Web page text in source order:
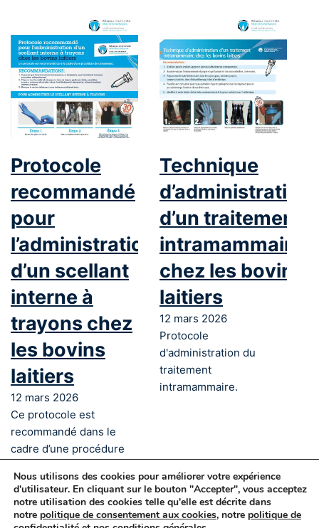
Protocole
recommandé
pour
l’administration
d’un scellant
interne à
trayons chez
les bovins
laitiers
12 mars 2026
Ce protocole est
recommandé dans le
cadre d’une procédure
Technique
d’administration
d’un traitement
intramammaire
chez les bovins
laitiers
12 mars 2026
Protocole
d'administration du
traitement
intramammaire.
←123→
© 2025 Les producteurs laitiers du
Nous utilisons des cookies pour améliorer votre expérience
d'utilisateur. En cliquant sur le bouton "Accepter", vous acceptez
notre utilisation des cookies telle qu'elle est décrite dans
notre politique de consentement aux cookies, notre politique de